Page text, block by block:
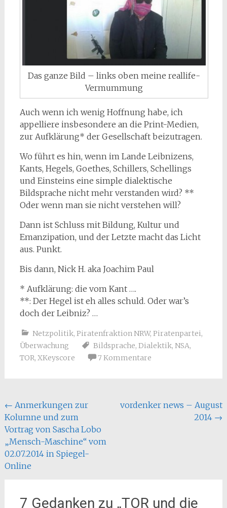
Das ganze Bild – links oben meine reallife-
Vermummung
Auch wenn ich wenig Hoffnung habe, ich
appelliere insbesondere an die Print-Medien,
zur Aufklärung* der Gesellschaft beizutragen.
Wo führt es hin, wenn im Lande Leibnizens,
Kants, Hegels, Goethes, Schillers, Schellings
und Einsteins eine simple dialektische
Bildsprache nicht mehr verstanden wird? **
Oder wenn man sie nicht verstehen will?
Dann ist Schluss mit Bildung, Kultur und
Emanzipation, und der Letzte macht das Licht
aus. Punkt.
Bis dann, Nick H. aka Joachim Paul
* Aufklärung: die vom Kant ….
**: Der Hegel ist eh alles schuld. Oder war’s
doch der Leibniz? …
Netzpolitik, Piratenfraktion NRW, Piratenpartei,
Überwachung
Bildsprache, Dialektik, NSA,
TOR, XKeyscore 7 Kommentare
Beitragsnavigation
← Anmerkungen zur
Kolumne und zum
Vortrag von Sascha Lobo
„Mensch-Maschine“ vom
02.07.2014 in Spiegel-
Online
vordenker news – August
2014 →
7 Gedanken zu „TOR und die